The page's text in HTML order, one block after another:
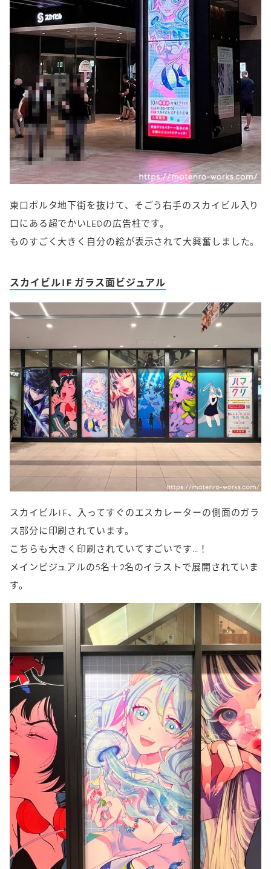
東口ポルタ地下街を抜けて、そごう右手のスカイビル入り
口にある超でかいLEDの広告柱です。
ものすごく大きく自分の絵が表示されて大興奮しました。
スカイビル1F ガラス面ビジュアル
スカイビル1F、入ってすぐのエスカレーターの側面のガラ
ス部分に印刷されています。
こちらも大きく印刷されていてすごいです…！
メインビジュアルの5名＋2名のイラストで展開されていま
す。